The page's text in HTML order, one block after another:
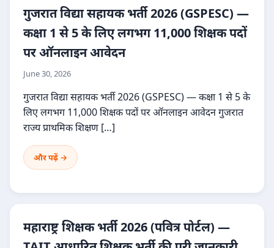
गुजरात विद्या सहायक भर्ती 2026 (GSPESC) —
कक्षा 1 से 5 के लिए लगभग 11,000 शिक्षक पदों
पर ऑनलाइन आवेदन
June 30, 2026
गुजरात विद्या सहायक भर्ती 2026 (GSPESC) — कक्षा 1 से 5 के
लिए लगभग 11,000 शिक्षक पदों पर ऑनलाइन आवेदन गुजरात
राज्य प्राथमिक शिक्षण […]
और पढ़ें →
महाराष्ट्र शिक्षक भर्ती 2026 (पवित्र पोर्टल) —